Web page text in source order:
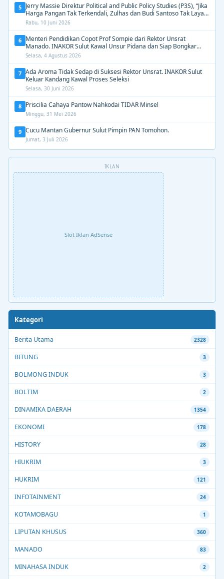
5 Jerry Massie Direktur Political and Public Policy Studies (P3S), “Jika
Harga Pangan Tak Terkendali, Zulhas dan Budi Santoso Tak Layak
Dipertahankan”
Rabu, 10 Juni 2026
6 Menteri Pendidikan Copot Prof Sompie dari Rektor Unsrat
Manado. INAKOR Sulut Kawal Unsur Pidana dan Siap Bongkar
Aroma Busuk di Suksesi Rektor
Selasa, 4 Agustus 2026
7 Ada Aroma Tidak Sedap di Suksesi Rektor Unsrat. INAKOR Sulut
Keluar Kandang Kawal Proses Seleksi
Selasa, 30 Juni 2026
8 Priscilia Cahaya Pantow Nahkodai TIDAR Minsel
Minggu, 31 Mei 2026
9 Cucu Mantan Gubernur Sulut Pimpin PAN Tomohon.
Jumat, 3 Juli 2026
IKLAN
Slot Iklan AdSense
Kategori
Berita Utama 2328
BITUNG 3
BOLMONG INDUK 3
BOLTIM 2
DINAMIKA DAERAH 1354
EKONOMI 178
HISTORY 28
HIUKRIM 3
HUKRIM 121
INFOTAINMENT 24
KOTAMOBAGU 1
LIPUTAN KHUSUS 360
MANADO 83
MINAHASA INDUK 2